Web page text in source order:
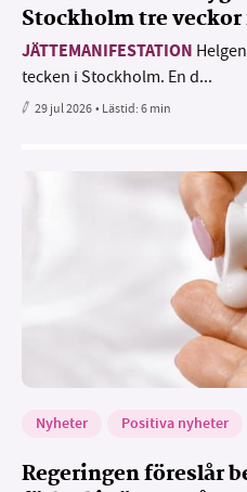
Stockholm tre
JÄTTEMANIFESTATION
tecken i Stockholm. En d...
29 jul 2026• Lästid:6 min
Nyheter Positiva nyheter
Regeringen föreslår